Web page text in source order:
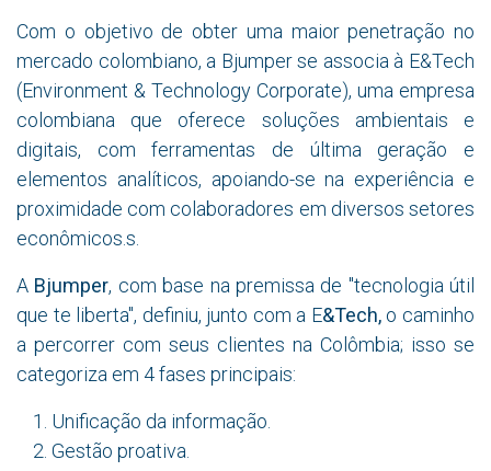
Com o objetivo de obter uma maior penetração no
mercado colombiano, a Bjumper se associa à E&Tech
(Environment & Technology Corporate), uma empresa
colombiana que oferece soluções ambientais e
digitais, com ferramentas de última geração e
elementos analíticos, apoiando-se na experiência e
proximidade com colaboradores em diversos setores
econômicos.s.
A Bjumper, com base na premissa de "tecnologia útil
que te liberta", definiu, junto com a E&Tech,o caminho
a percorrer com seus clientes na Colômbia; isso se
categoriza em 4 fases principais:
Unificação da informação.
Gestão proativa.